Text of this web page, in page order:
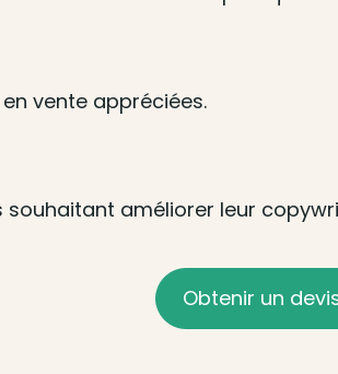
vente appréciées.
améliorer leur
Obtenir un